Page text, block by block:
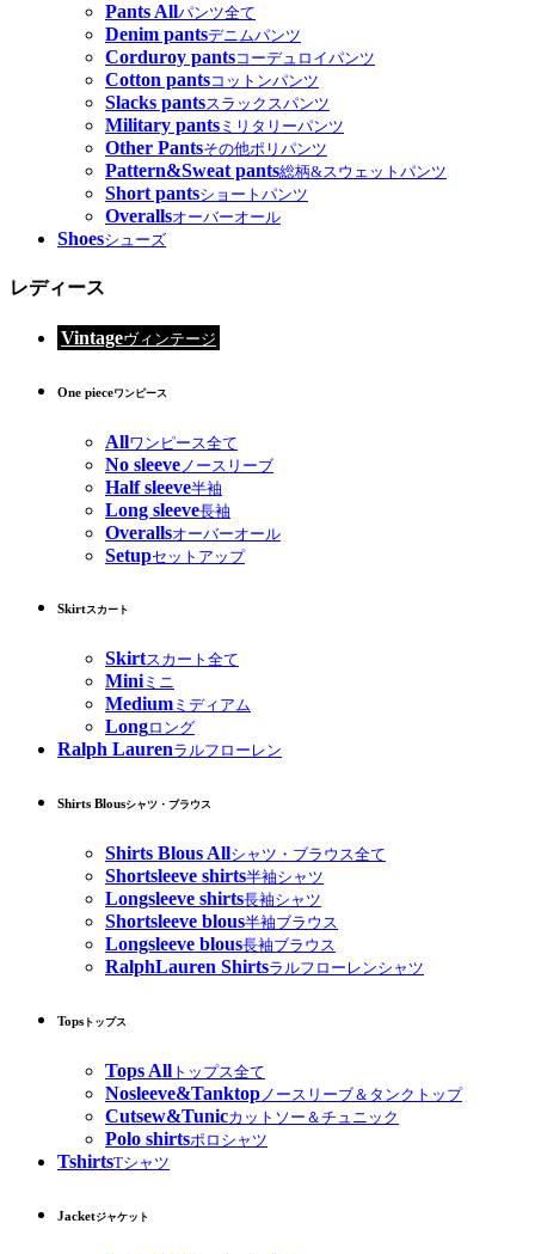
Pants Allパンツ全て
Denim pantsデニムパンツ
Corduroy pantsコーデュロイパンツ
Cotton pantsコットンパンツ
Slacks pantsスラックスパンツ
Military pants ミリタリーパンツ
Other Pantsその他ポリパンツ
Pattern&Sweat pants総柄&スウェットパンツ
Short pantsショートパンツ
Overallsオーバーオール
Shoesシューズ
レディース
Vintageヴィンテージ
One pieceワンピース
Allワンピース全て
No sleeve ノースリーブ
Half sleeve半袖
Long sleeve長袖
Overallsオーバーオール
Setupセットアップ
Skirtスカート
Skirtスカート全て
Miniミニ
Medium ミディアム
Longロング
Ralph Laurenラルフローレン
Shirts Blousシャツ・ブラウス
Shirts Blous Allシャツ・ブラウス全て
Shortsleeve shirts半袖シャツ
Longsleeve shirts長袖シャツ
Shortsleeve blous半袖ブラウス
Longsleeve blous長袖ブラウス
RalphLauren Shirtsラルフローレンシャツ
Tops トップス
Tops All トップス全て
Nosleeve&Tanktopノースリーブ＆タンクトップ
Cutsew&Tunicカットソー＆チュニック
Polo shirtsポロシャツ
TshirtsTシャツ
Jacketジャケット